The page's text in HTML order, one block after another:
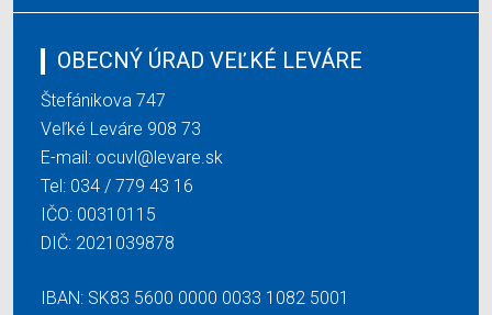
OBECNÝ ÚRAD VEĽKÉ LEVÁRE
Štefánikova 747
Veľké Leváre 908 73
E-mail: ocuvl@levare.sk
Tel: 034 / 779 43 16
IČO: 00310115
DIČ: 2021039878
IBAN: SK83 5600 0000 0033 1082 5001